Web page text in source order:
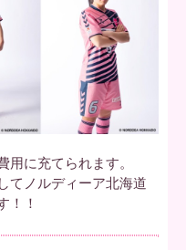
に充てられます。
てノルディーア北海道
！！